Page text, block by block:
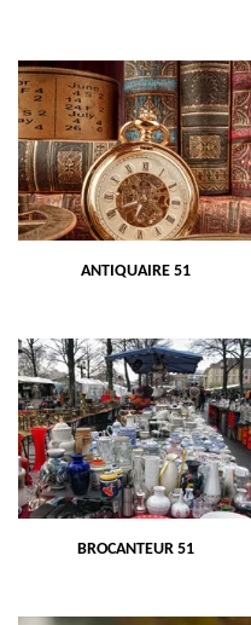
ANTIQUAIRE 51
BROCANTEUR 51